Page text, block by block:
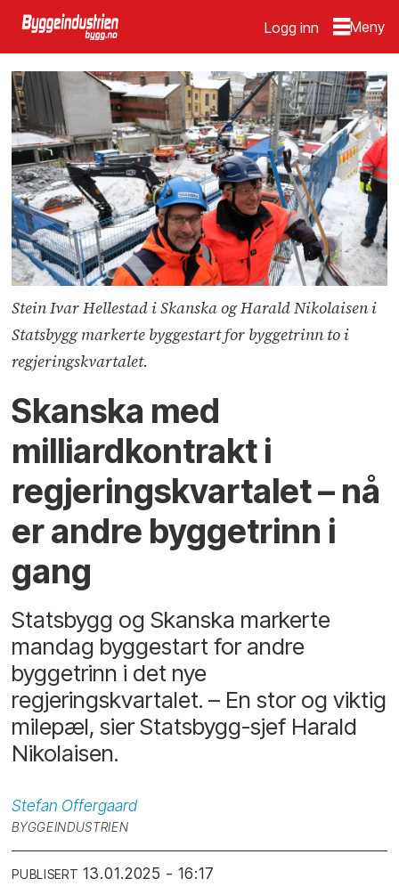
Logg inn
Stein Ivar Hellestad i Skanska og Harald Nikolaisen i
Statsbygg markerte byggestart for byggetrinn to i
regjeringskvartalet.
Skanska med
milliardkontrakt i
regjeringskvartalet – nå
er andre byggetrinn i
gang
Statsbygg og Skanska markerte
mandag byggestart for andre
byggetrinn i det nye
regjeringskvartalet. – En stor og viktig
milepæl, sier Statsbygg-sjef Harald
Nikolaisen.
Stefan Offergaard
BYGGEINDUSTRIEN
PUBLISERT 13.01.2025 - 16:17